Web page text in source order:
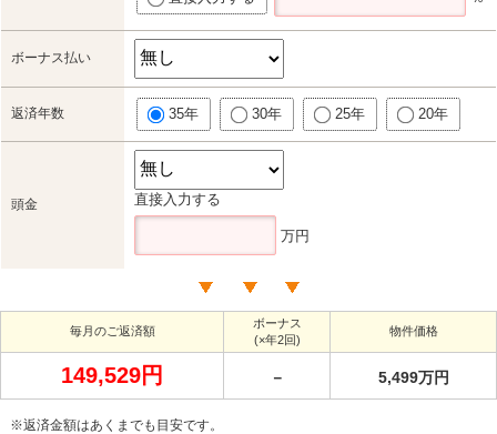
ボーナス払い
返済年数 35年 30年 25年 20年
頭金 直接入力する
万円
毎月のご返済額
ボーナス
(×年2回)
物件価格
149,529円 － 5,499万円
※返済金額はあくまでも目安です。